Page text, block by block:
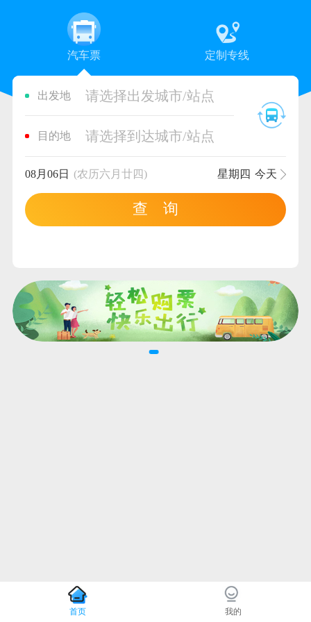
汽车票 定制专线
出发地 请选择出发城市/站点
目的地 请选择到达城市/站点
08月06日 (农历六月廿四) 星期四 今天
查 询
首页 我的